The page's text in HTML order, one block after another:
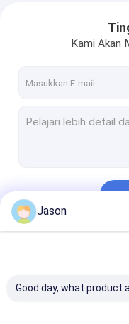
Kami Akan
Jason
Good day, what product